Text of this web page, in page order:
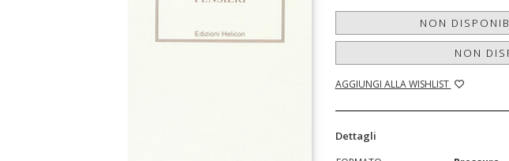
NON
NON
AGGIUNGI ALLA WISHLIST
Dettagli